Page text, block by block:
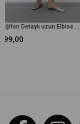
Kadın Şifon Detaylı uzun Elbise - 12447ELB - Bej